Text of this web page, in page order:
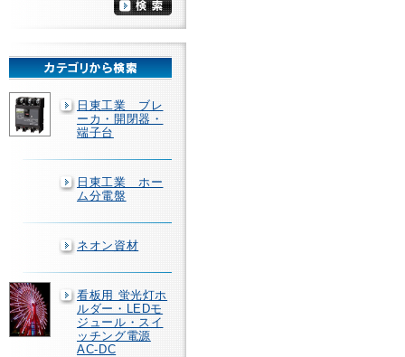
で
販
売
日東工業 ブレ
ーカ・開閉器・
端子台
日東工業 ホー
ム分電盤
ネオン資材
看板用 蛍光灯ホ
ルダー・LEDモ
ジュール・スイ
ッチング電源
AC-DC